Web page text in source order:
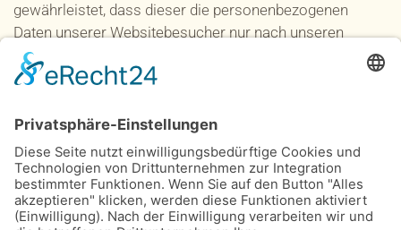
gewährleistet, dass dieser die personenbezogenen
Daten unserer Websitebesucher nur nach unseren
Weisungen und unter Einhaltung der DSGVO verarbeitet.
ANFRAGE PER E-MAIL, TELEFON ODER
TELEFAX
Wenn Sie uns per E-Mail, Telefon oder Telefax
kontaktieren, wird Ihre Anfrage inklusive aller daraus